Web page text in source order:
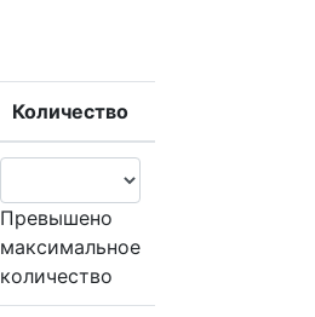
Количество
Превышено
максимальное
количество